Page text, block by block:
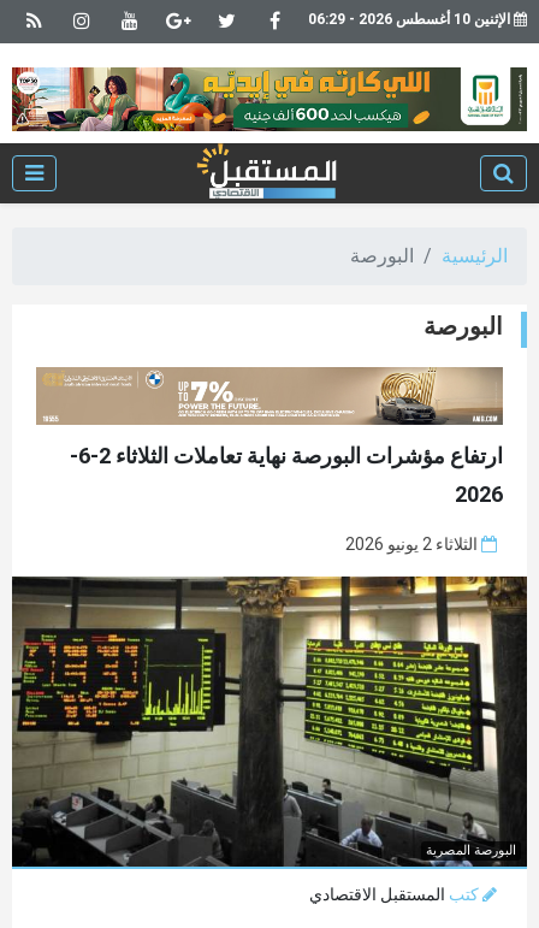
الإثنين 10 أغسطس 2026 - 06:29
الرئيسية البورصة
البورصة
ارتفاع مؤشرات البورصة نهاية تعاملات الثلاثاء 2-6-
2026
الثلاثاء 2 يونيو 2026
البورصة المصرية
كتب المستقبل الاقتصادي